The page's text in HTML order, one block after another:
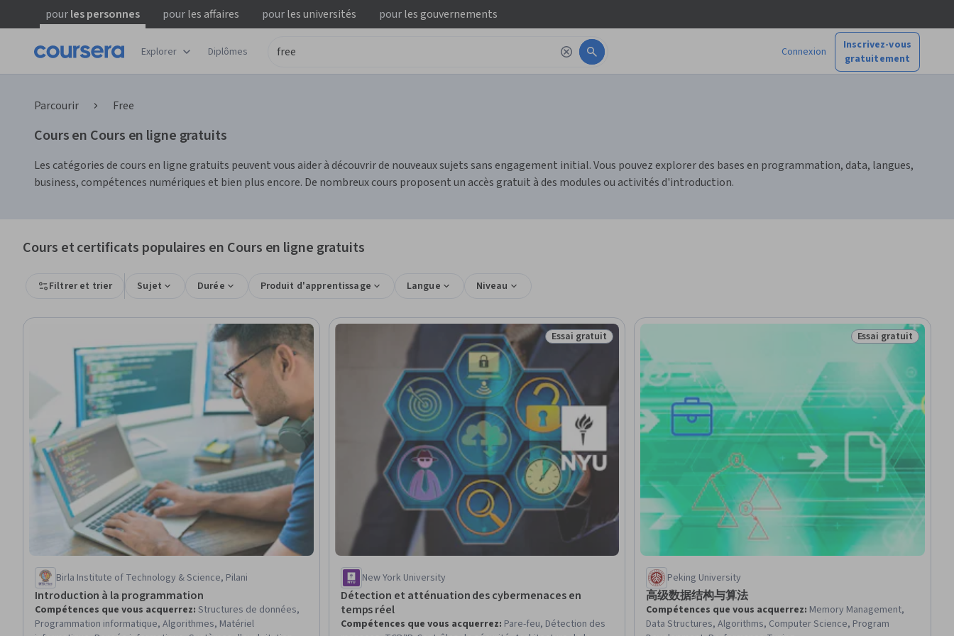
pourles personnes pourles affaires pourles universités pourles gouvernements
Explorer Diplômes Connexion
Inscrivez-vous
gratuitement
Parcourir Free
Cours en Cours en ligne gratuits
Les catégories de cours en ligne gratuits peuvent vous aider à découvrir de nouveaux sujets sans engagement initial. Vous pouvez explorer des bases en programmation, data, langues,
business, compétences numériques et bien plus encore. De nombreux cours proposent un accès gratuit à des modules ou activités d'introduction.
Cours et certificats populaires en Cours en ligne gratuits
Filtrer et trier Sujet Durée Produit d'apprentissage Langue Niveau
Birla Institute of Technology & Science, Pilani
Introduction à la programmation
Compétences que vous acquerrez: Structures de données,
Programmation informatique, Algorithmes, Matériel
Statut : Essai gratuit
Essai gratuit
New York University
Détection et atténuation des cybermenaces en
temps réel
Compétences que vous acquerrez: Pare-feu, Détection des
Statut : Essai
Essai gratuit
Peking University
高级数据结构与算法
Compétences que vous acquerrez: Memory Management,
Data Structures, Algorithms, Computer Science, Program